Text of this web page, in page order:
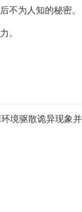
不为人知的秘密。
。
驱散诡异现